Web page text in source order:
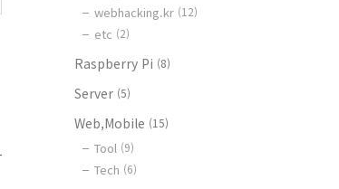
webhacking.kr (12)
etc (2)
Raspberry Pi (8)
Server (5)
Web,Mobile (15)
Tool (9)
Tech (6)